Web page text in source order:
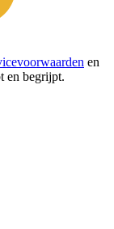
en
en begrijpt.